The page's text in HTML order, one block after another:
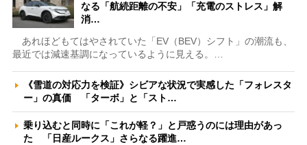
なる「航続距離の不安」「充電のストレス」解
消…
あれほどもてはやされていた「EV（BEV）シフト」の潮流も、
最近では減速基調になっているように見える。…
《雪道の対応力を検証》シビアな状況で実感した「フォレスタ
ー」の真価 「ターボ」と「スト…
乗り込むと同時に「これが軽？」と戸惑うのには理由があっ
た 「日産ルークス」さらなる躍進…